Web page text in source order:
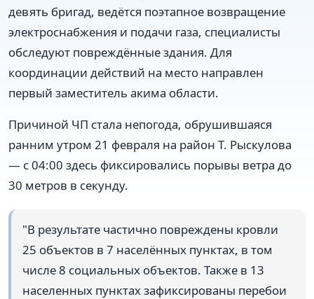
девять бригад, ведётся поэтапное возвращение
электроснабжения и подачи газа, специалисты
обследуют повреждённые здания. Для
координации действий на место направлен
первый заместитель акима области.
Причиной ЧП стала непогода, обрушившаяся
ранним утром 21 февраля на район Т. Рыскулова
— с 04:00 здесь фиксировались порывы ветра до
30 метров в секунду.
"В результате частично повреждены кровли
25 объектов в 7 населённых пунктах, в том
числе 8 социальных объектов. Также в 13
населенных пунктах зафиксированы перебои